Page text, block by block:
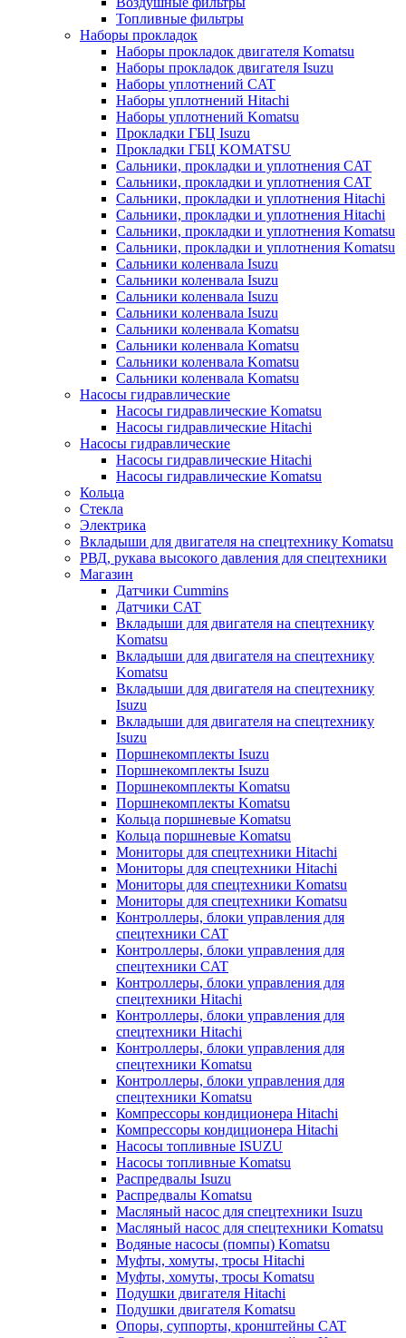
Топливные фильтры
Наборы прокладок
Наборы прокладок двигателя Komatsu
Наборы прокладок двигателя Isuzu
Наборы уплотнений CAT
Наборы уплотнений Hitachi
Наборы уплотнений Komatsu
Прокладки ГБЦ Isuzu
Прокладки ГБЦ KOMATSU
Сальники, прокладки и уплотнения CAT
Сальники, прокладки и уплотнения CAT
Сальники, прокладки и уплотнения Hitachi
Сальники, прокладки и уплотнения Hitachi
Сальники, прокладки и уплотнения Komatsu
Сальники, прокладки и уплотнения Komatsu
Сальники коленвала Isuzu
Сальники коленвала Isuzu
Сальники коленвала Isuzu
Сальники коленвала Isuzu
Сальники коленвала Komatsu
Сальники коленвала Komatsu
Сальники коленвала Komatsu
Сальники коленвала Komatsu
Насосы гидравлические
Насосы гидравлические Komatsu
Насосы гидравлические Hitachi
Насосы гидравлические
Насосы гидравлические Hitachi
Насосы гидравлические Komatsu
Кольца
Стекла
Электрика
Вкладыши для двигателя на спецтехнику Komatsu
РВД, рукава высокого давления для спецтехники
Магазин
Датчики Cummins
Датчики CAT
Вкладыши для двигателя на спецтехнику
Komatsu
Вкладыши для двигателя на спецтехнику
Komatsu
Вкладыши для двигателя на спецтехнику
Isuzu
Вкладыши для двигателя на спецтехнику
Isuzu
Поршнекомплекты Isuzu
Поршнекомплекты Isuzu
Поршнекомплекты Komatsu
Поршнекомплекты Komatsu
Кольца поршневые Komatsu
Кольца поршневые Komatsu
Мониторы для спецтехники Hitachi
Мониторы для спецтехники Hitachi
Мониторы для спецтехники Komatsu
Мониторы для спецтехники Komatsu
Контроллеры, блоки управления для
спецтехники CAT
Контроллеры, блоки управления для
спецтехники CAT
Контроллеры, блоки управления для
спецтехники Hitachi
Контроллеры, блоки управления для
спецтехники Hitachi
Контроллеры, блоки управления для
спецтехники Komatsu
Контроллеры, блоки управления для
спецтехники Komatsu
Компрессоры кондиционера Hitachi
Компрессоры кондиционера Hitachi
Насосы топливные ISUZU
Насосы топливные Komatsu
Распредвалы Isuzu
Распредвалы Komatsu
Масляный насос для спецтехники Isuzu
Масляный насос для спецтехники Komatsu
Водяные насосы (помпы) Komatsu
Муфты, хомуты, тросы Hitachi
Муфты, хомуты, тросы Komatsu
Подушки двигателя Hitachi
Подушки двигателя Komatsu
Опоры, суппорты, кронштейны CAT